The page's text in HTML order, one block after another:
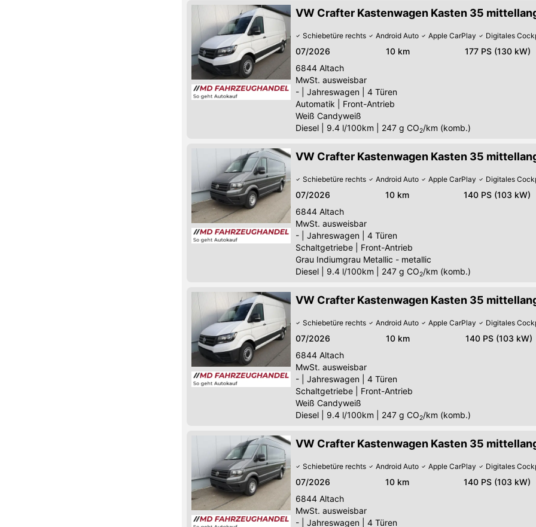
VW Crafter Kastenwagen Kasten 35
Schiebetüre rechts Android Auto Apple CarPlay Digitales
07/2026 10 km 177 PS (130 kW)
6844 Altach
MwSt. ausweisbar
-
Jahreswagen
4 Türen
Automatik
Front-Antrieb
Weiß Candyweiß
Diesel
9.4 l/100km 247 g CO2/km (komb.)
VW Crafter Kastenwagen Kasten 35
Schiebetüre rechts Android Auto Apple CarPlay Digitales
07/2026 10 km 140 PS (103 kW)
6844 Altach
MwSt. ausweisbar
-
Jahreswagen
4 Türen
Schaltgetriebe
Front-Antrieb
Grau Indiumgrau Metallic - metallic
Diesel
9.4 l/100km 247 g CO2/km (komb.)
VW Crafter Kastenwagen Kasten 35
Schiebetüre rechts Android Auto Apple CarPlay Digitales
07/2026 10 km 140 PS (103 kW)
6844 Altach
MwSt. ausweisbar
-
Jahreswagen
4 Türen
Schaltgetriebe
Front-Antrieb
Weiß Candyweiß
Diesel
9.4 l/100km 247 g CO2/km (komb.)
VW Crafter Kastenwagen Kasten 35
Schiebetüre rechts Android Auto Apple CarPlay Digitales
07/2026 10 km 140 PS (103 kW)
6844 Altach
MwSt. ausweisbar
-
Jahreswagen
4 Türen